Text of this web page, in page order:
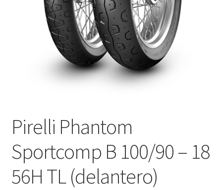
Pirelli Phantom
Sportcomp B 100/90 – 18
56H TL (delantero)